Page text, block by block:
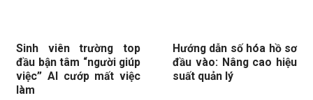
Sinh viên trường top
đầu bận tâm “người giúp
việc” AI cướp mất việc
làm
Hướng dẫn số hóa hồ sơ
đầu vào: Nâng cao hiệu
suất quản lý